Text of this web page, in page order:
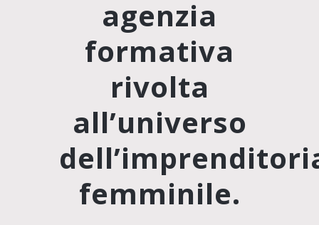
agenzia
formativa
rivolta
all’universo
femminile.